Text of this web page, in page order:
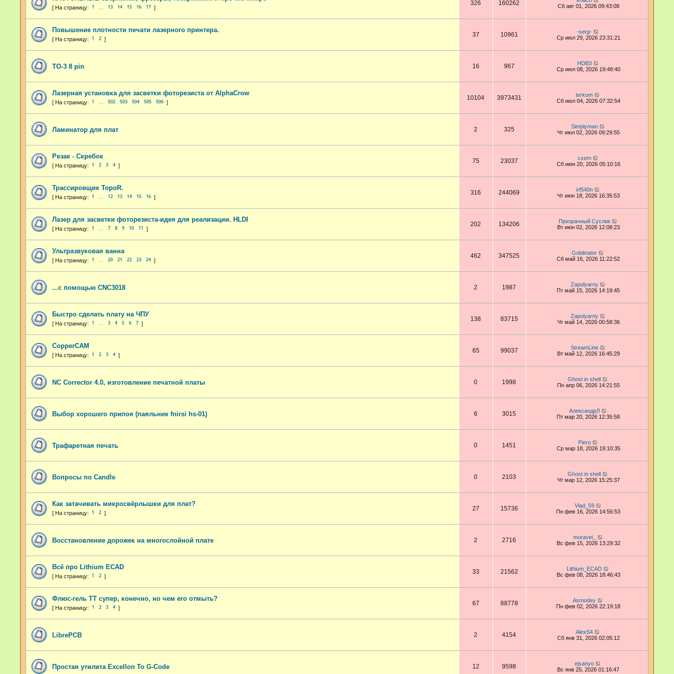
1 13 14 15 16 17
326 160262
Сб авг 01, 2026 09:43:08
Повышение плотности печати лазерного принтера.
1 2
37 10961
-serg-
Ср июл 29, 2026 23:31:21
TO-3 8 pin 16 967
HDB3
Ср июл 08, 2026 19:48:40
Лазерная установка для засветки фоторезиста от AlphaCrow
1 502 503 504 505 506
10104 3973431
terkum
Сб июл 04, 2026 07:32:54
Ламинатор для плат 2 325
Simplyman
Чт июл 02, 2026 09:29:55
Резак - Скребок
1 2 3 4
75 23037
cxem
Сб июн 20, 2026 05:10:16
Трассировщик TopoR.
1 12 13 14 15 16
316 244069
irf540n
Чт июн 18, 2026 16:35:53
Лазер для засветки фоторезиста-идея для реализации. HLDI
1 7 8 9 10 11
202 134206
Призрачный Суслик
Вт июн 02, 2026 12:08:23
Ультразвуковая ванна
1 20 21 22 23 24
462 347525
Goblinator
Сб май 16, 2026 11:22:52
...с помощью CNC3018 2 1987
Zapolyarny
Пт май 15, 2026 14:19:45
Быстро сделать плату на ЧПУ
1 3 4 5 6 7
138 83715
Zapolyarny
Чт май 14, 2026 00:58:36
CopperCAM
1 2 3 4
65 99037
StreamLine
Вт май 12, 2026 16:45:29
NC Corrector 4.0, изготовление печатной платы 0 1998
Ghost in shell
Пн апр 06, 2026 14:21:55
Выбор хорошего припоя (паяльник fnirsi hs-01) 6 3015
АлександрЛ
Пт мар 20, 2026 12:35:58
Трафаретная печать 0 1451
Piero
Ср мар 18, 2026 19:10:35
Вопросы по Candle 0 2103
Ghost in shell
Чт мар 12, 2026 15:25:37
Как затачивать микросвёрлышки для плат?
1 2
27 15736
Vlad_59
Пн фев 16, 2026 14:56:53
Восстановление дорожек на многослойной плате 2 2716
muravei_
Вс фев 15, 2026 13:29:32
Всё про Lithium ECAD
1 2
33 21562
Lithium_ECAD
Вс фев 08, 2026 18:46:43
Флюс-гель ТТ супер, конечно, но чем его отмыть?
1 2 3 4
67 88778
Asmodey
Пн фев 02, 2026 22:19:18
LibrePCB 2 4154
AlexS4
Сб янв 31, 2026 02:05:12
Простая утилита Excellon To G-Code 12 9598
ejsanyo
Вс янв 25, 2026 01:16:47